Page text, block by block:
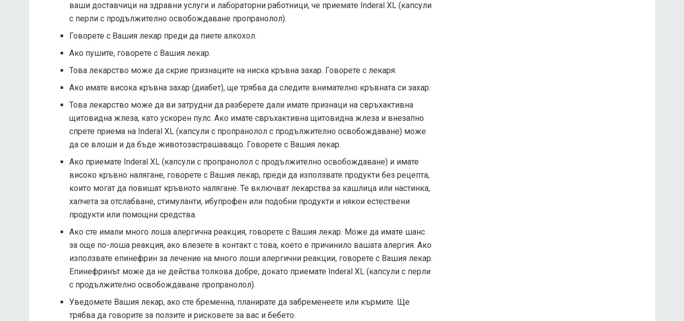
ваши доставчици на здравни услуги и лабораторни работници, че приемате Inderal XL (капсули
с перли с продължително освобождаване пропранолол).
Говорете с Вашия лекар преди да пиете алкохол.
Ако пушите, говорете с Вашия лекар.
Това лекарство може да скрие признаците на ниска кръвна захар. Говорете с лекаря.
Ако имате висока кръвна захар (диабет), ще трябва да следите внимателно кръвната си захар.
Това лекарство може да ви затрудни да разберете дали имате признаци на свръхактивна
щитовидна жлеза, като ускорен пулс. Ако имате свръхактивна щитовидна жлеза и внезапно
спрете приема на Inderal XL (капсули с пропранолол с продължително освобождаване) може
да се влоши и да бъде животозастрашаващо. Говорете с Вашия лекар.
Ако приемате Inderal XL (капсули с пропранолол с продължително освобождаване) и имате
високо кръвно налягане, говорете с Вашия лекар, преди да използвате продукти без рецепта,
които могат да повишат кръвното налягане. Те включват лекарства за кашлица или настинка,
хапчета за отслабване, стимуланти, ибупрофен или подобни продукти и някои естествени
продукти или помощни средства.
Ако сте имали много лоша алергична реакция, говорете с Вашия лекар. Може да имате шанс
за още по-лоша реакция, ако влезете в контакт с това, което е причинило вашата алергия. Ако
използвате епинефрин за лечение на много лоши алергични реакции, говорете с Вашия лекар.
Епинефринът може да не действа толкова добре, докато приемате Inderal XL (капсули с перли
с продължително освобождаване пропранолол).
Уведомете Вашия лекар, ако сте бременна, планирате да забременеете или кърмите. Ще
трябва да говорите за ползите и рисковете за вас и бебето.